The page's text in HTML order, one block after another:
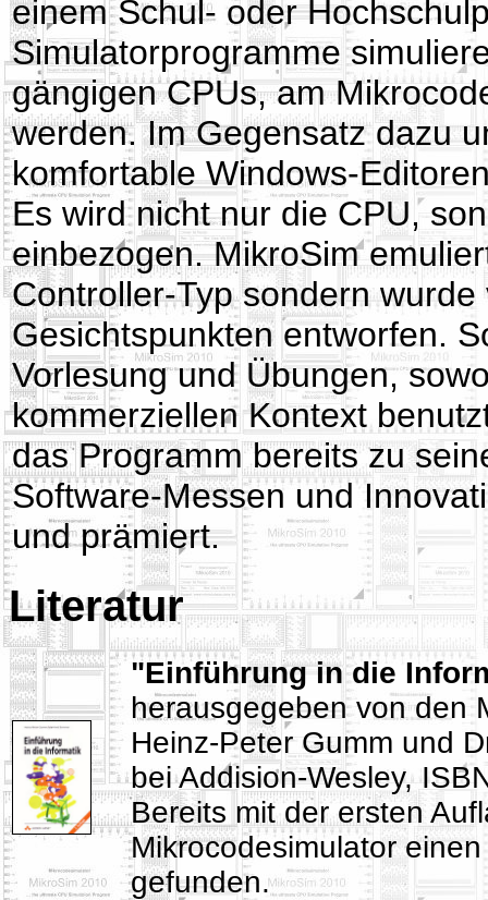
einem Schul- oder
Simulatorprogramme
gängigen CPUs, am
werden. Im Gegensatz dazu
komfortable Windows-
Es wird nicht nur die CPU,
einbezogen. MikroSim
Controller-Typ sondern
Gesichtspunkten entworfen.
Vorlesung und Übungen,
kommerziellen Kontext
das Programm bereits zu
Software-Messen und
und prämiert.
Literatur
"Einführung in die
herausgegeben von den
Heinz-Peter Gumm und
bei Addision-Wesley,
Bereits mit der ersten
Mikrocodesimulator
gefunden.